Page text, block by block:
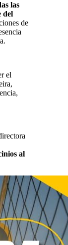
las
del
de
el
al